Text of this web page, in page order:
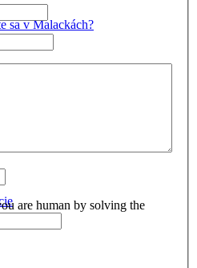
sa v Malackách?
are human by solving the